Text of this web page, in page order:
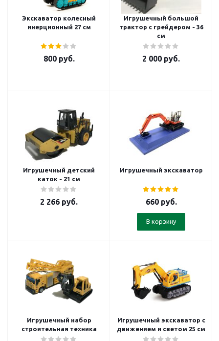
Экскаватор колесный
инерционный 27 см
800руб.
Игрушечный большой
трактор с грейдером - 36
см
2 000 руб.
Игрушечный детский
каток - 21 см
2 266 руб.
Игрушечный экскаватор
660руб.
В корзину
Игрушечный набор
строительная техника
Игрушечный экскаватор с
движением и светом 25 см